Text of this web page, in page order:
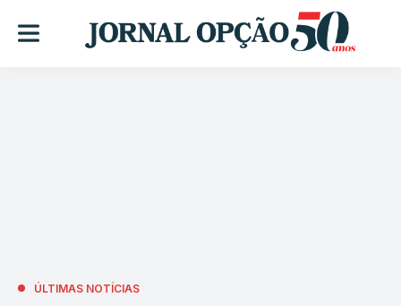
ÚLTIMAS NOTÍCIAS